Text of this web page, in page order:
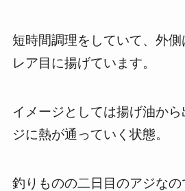
短時間調理をしていて、外
レア目に揚げています。
イメージとしては揚げ油か
ジに熱が通っていく状態。
釣りものの二日目のアジな